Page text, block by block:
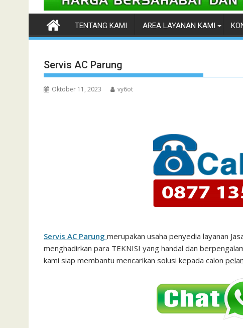
TENTANG KAMI AREA LAYANAN KAMI
Servis AC Parung
Oktober 11, 2023 vy6ot
Servis AC Parung merupakan usaha penyedia layanan
menghadirkan para TEKNISI yang handal dan
kami siap membantu mencarikan solusi kepada calon